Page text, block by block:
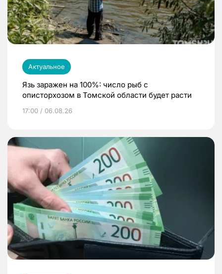
Актуальное
Язь заражен на 100%: число рыб с
описторхозом в Томской области будет расти
17:00 / 06.08.26